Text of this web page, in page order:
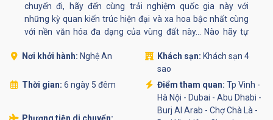
chuyến đi, hãy đến cùng trải nghiệm quốc gia này với
những kỳ quan kiến trúc hiện đại và xa hoa bậc nhất cùng
với nền văn hóa đa dạng của vùng đất này... Nào hãy tự
5 đêm một cách an toàn, vui vẻ và tiết kiệm!
Nơi khởi hành: Nghệ An Khách sạn: Khách sạn 4
sao
Thời gian: 6 ngày 5 đêm Điểm tham quan: Tp Vinh -
Hà Nội - Dubai - Abu Dhabi -
Burj Al Arab - Chợ Chà Là -